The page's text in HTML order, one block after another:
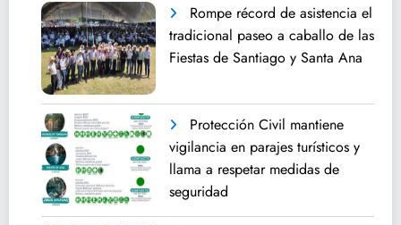
Rompe récord de asistencia el
tradicional paseo a caballo de las
Fiestas de Santiago y Santa Ana
Protección Civil mantiene
vigilancia en parajes turísticos y
llama a respetar medidas de
seguridad